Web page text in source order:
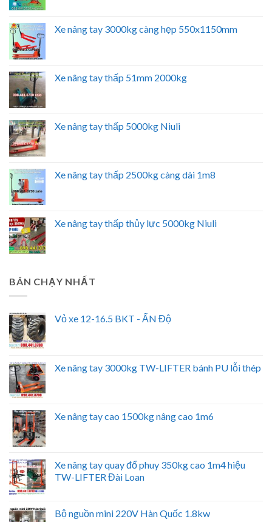
Xe nâng tay 3000kg càng hẹp 550x1150mm
Xe nâng tay thấp 51mm 2000kg
Xe nâng tay thấp 5000kg Niuli
Xe nâng tay thấp 2500kg càng dài 1m8
Xe nâng tay thấp thủy lực 5000kg Niuli
BÁN CHẠY NHẤT
Vỏ xe 12-16.5 BKT - ẤN Độ
Xe nâng tay 3000kg TW-LIFTER bánh PU lỗi thép
Xe nâng tay cao 1500kg nâng cao 1m6
Xe nâng tay quay đổ phuy 350kg cao 1m4 hiệu
TW-LIFTER Đài Loan
Bộ nguồn mini 220V Hàn Quốc 1.8kw